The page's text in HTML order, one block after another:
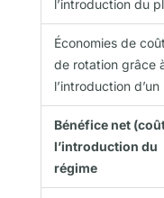
l’introduction du
Économies de
de rotation grâce
l’introduction d’un
Bénéfice net
l’introduction du
régime